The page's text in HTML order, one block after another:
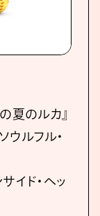
夏のルカ』
フル・
イド・ヘッ